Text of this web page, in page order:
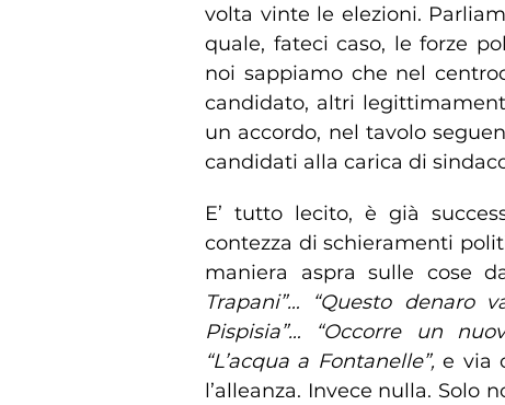
volta vinte le elezioni.
quale, fateci caso, le forze
noi sappiamo che nel
candidato, altri
un accordo, nel tavolo
candidati alla carica di
E’ tutto lecito, è già
contezza di schieramenti
maniera aspra sulle cose
Trapani”… “Questo denaro
Pispisia”… “Occorre un
“L’acqua a Fontanelle”,e via
l’alleanza. Invece nulla. Solo